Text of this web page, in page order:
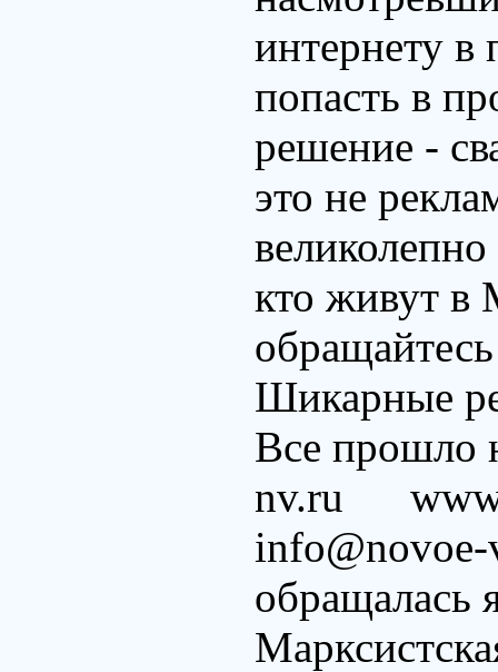
интернету в
попасть в
решение -
это не
кто живут в
Шикарные
Все прошло
nv.ru
обращалась